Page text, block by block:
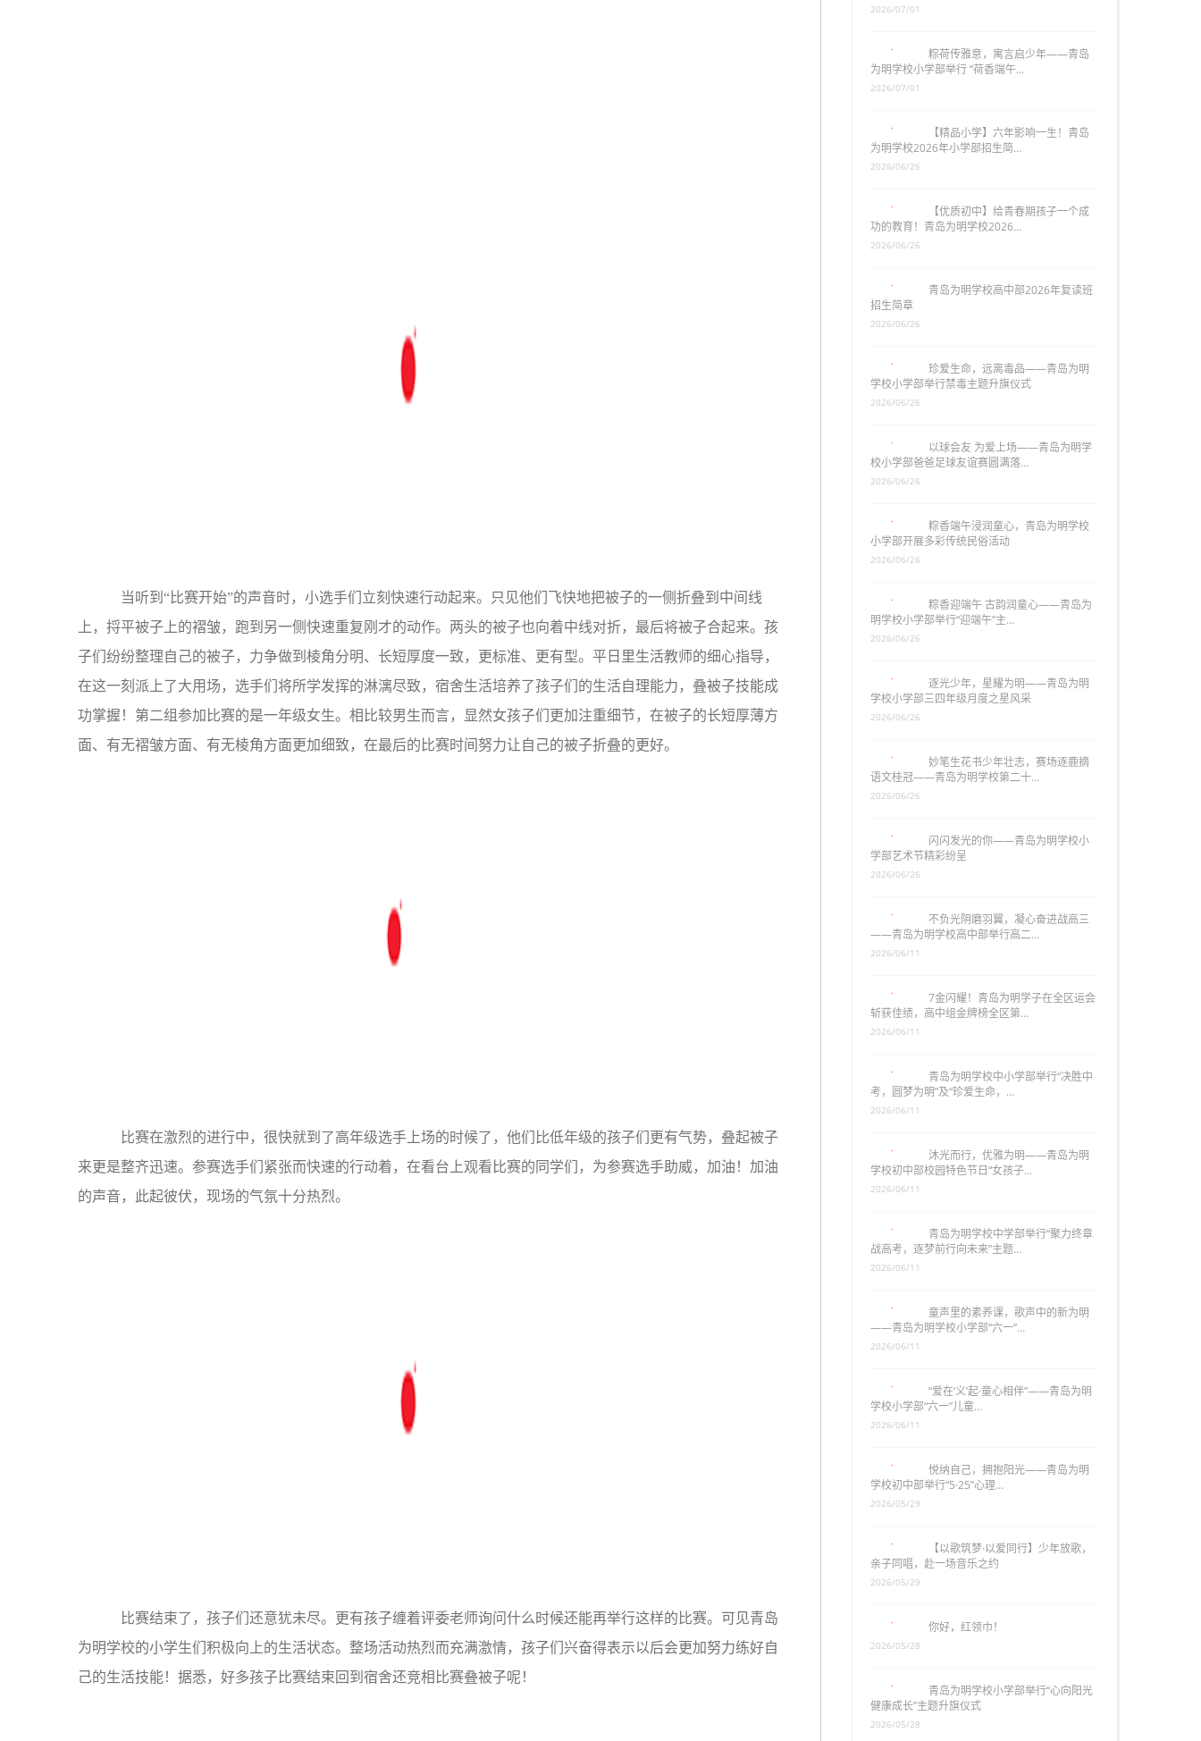
当听到“比赛开始”的声音时，小选手们立刻快速行动起来。只见他们飞快地把被子的一侧折叠到中间线
上，捋平被子上的褶皱，跑到另一侧快速重复刚才的动作。两头的被子也向着中线对折，最后将被子合起来。孩
子们纷纷整理自己的被子，力争做到棱角分明、长短厚度一致，更标准、更有型。平日里生活教师的细心指导，
在这一刻派上了大用场，选手们将所学发挥的淋漓尽致，宿舍生活培养了孩子们的生活自理能力，叠被子技能成
功掌握！第二组参加比赛的是一年级女生。相比较男生而言，显然女孩子们更加注重细节，在被子的长短厚薄方
面、有无褶皱方面、有无棱角方面更加细致，在最后的比赛时间努力让自己的被子折叠的更好。
比赛在激烈的进行中，很快就到了高年级选手上场的时候了，他们比低年级的孩子们更有气势，叠起被子
来更是整齐迅速。参赛选手们紧张而快速的行动着，在看台上观看比赛的同学们，为参赛选手助威，加油！加油
的声音，此起彼伏，现场的气氛十分热烈。
比赛结束了，孩子们还意犹未尽。更有孩子缠着评委老师询问什么时候还能再举行这样的比赛。可见青岛
为明学校的小学生们积极向上的生活状态。整场活动热烈而充满激情，孩子们兴奋得表示以后会更加努力练好自
己的生活技能！据悉，好多孩子比赛结束回到宿舍还竞相比赛叠被子呢！
2026/07/01
粽荷传雅意，寓言启少年——青岛
为明学校小学部举行 “荷香端午…
【精品小学】六年影响一生！青岛
为明学校2026年小学部招生简…
2026/06/26
【优质初中】给青春期孩子一个成
功的教育！青岛为明学校2026…
2026/06/26
青岛为明学校高中部2026年复读班
招生简章
2026/06/26
珍爱生命，远离毒品——青岛为明
学校小学部举行禁毒主题升旗仪式
2026/06/26
以球会友 为爱上场——青岛为明学
校小学部爸爸足球友谊赛圆满落…
2026/06/26
粽香端午浸润童心，青岛为明学校
小学部开展多彩传统民俗活动
2026/06/26
粽香迎端午 古韵润童心——青岛为
明学校小学部举行“迎端午”主…
2026/06/26
逐光少年，星耀为明——青岛为明
学校小学部三四年级月度之星风采
2026/06/26
妙笔生花书少年壮志，赛场逐鹿摘
语文桂冠——青岛为明学校第二十…
2026/06/26
闪闪发光的你——青岛为明学校小
学部艺术节精彩纷呈
2026/06/26
不负光阴磨羽翼，凝心奋进战高三
——青岛为明学校高中部举行高二…
2026/06/11
7金闪耀！青岛为明学子在全区运会
斩获佳绩，高中组金牌榜全区第…
2026/06/11
青岛为明学校中小学部举行“决胜中
考，圆梦为明”及“珍爱生命，…
2026/06/11
沐光而行，优雅为明——青岛为明
学校初中部校园特色节日“女孩子…
2026/06/11
青岛为明学校中学部举行“聚力终章
战高考，逐梦前行向未来”主题…
2026/06/11
童声里的素养课，歌声中的新为明
——青岛为明学校小学部“六一”…
2026/06/11
“爱在‘义’起·童心相伴”——青岛为明
学校小学部“六一”儿童…
2026/06/11
悦纳自己，拥抱阳光——青岛为明
学校初中部举行“5·25”心理…
2026/05/29
【以歌筑梦·以爱同行】少年放歌，
亲子同唱，赴一场音乐之约
2026/05/29
你好，红领巾！
2026/05/28
青岛为明学校小学部举行“心向阳光
健康成长”主题升旗仪式
2026/05/28